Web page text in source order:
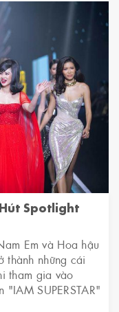
Spotlight
Em và Hoa hậu
thành những cái
tham gia vào
SUPERSTAR"